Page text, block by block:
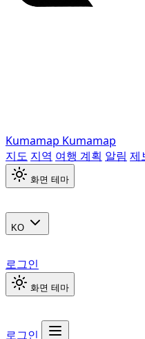
Kumamap Kumamap
지도 지역 여행 계획 알림 제
화면 테마
KO
로그인
화면 테마
로그인